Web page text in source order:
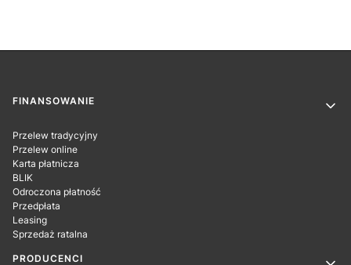
Linki w stopce
FINANSOWANIE
Przelew tradycyjny
Przelew online
Karta płatnicza
BLIK
Odroczona płatność
Przedpłata
Leasing
Sprzedaż ratalna
PRODUCENCI